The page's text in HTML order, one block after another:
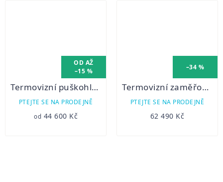
OD AŽ
–15 %
Termovizní puškohled PARD TS31 LRF
PTEJTE SE NA PRODEJNĚ
od 44 600 Kč
–34 %
Termovizní zaměřovač PARD TD32 -50 LRF 940nm
PTEJTE SE NA PRODEJNĚ
62 490 Kč